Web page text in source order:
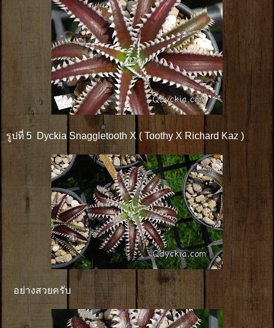
รูปที่ 5 Dyckia Snaggletooth X ( Toothy X Richard Kaz )
อย่างสวยครับ